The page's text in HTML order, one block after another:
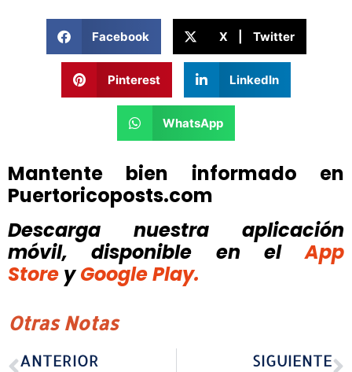
Facebook X | Twitter
Pinterest LinkedIn
WhatsApp
Mantente bien informado en
Puertoricoposts.com
Descarga nuestra aplicación
móvil, disponible
en el
App
Store y Google Play.
Otras Notas
ANTERIOR SIGUIENTE